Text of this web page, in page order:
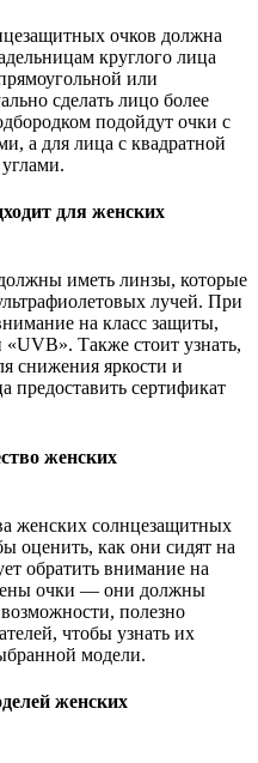
очков должна
круглого лица
или
сделать лицо более
подойдут очки с
а для лица с квадратной
для женских
иметь линзы, которые
лучей. При
на класс защиты,
Также стоит узнать,
снижения яркости и
предоставить сертификат
женских
женских солнцезащитных
оценить, как они сидят на
обратить внимание на
очки — они должны
полезно
чтобы узнать их
модели.
женских